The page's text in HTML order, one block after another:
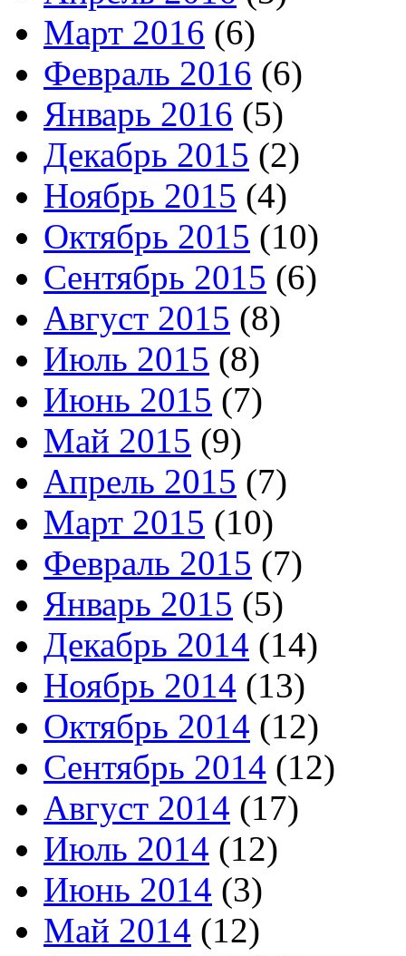
Март 2016 (6)
Февраль 2016 (6)
Январь 2016 (5)
Декабрь 2015 (2)
Ноябрь 2015 (4)
Октябрь 2015 (10)
Сентябрь 2015 (6)
Август 2015 (8)
Июль 2015 (8)
Июнь 2015 (7)
Май 2015 (9)
Апрель 2015 (7)
Март 2015 (10)
Февраль 2015 (7)
Январь 2015 (5)
Декабрь 2014 (14)
Ноябрь 2014 (13)
Октябрь 2014 (12)
Сентябрь 2014 (12)
Август 2014 (17)
Июль 2014 (12)
Июнь 2014 (3)
Май 2014 (12)